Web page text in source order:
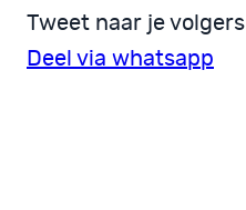
Tweet naar je volgers
Deel via whatsapp